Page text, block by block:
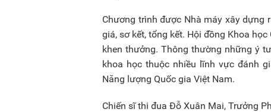
Chương trình được Nhà máy xây dựng
giá, sơ kết, tổng kết. Hội đồng Khoa
khen thưởng. Thông thường những ý
khoa học thuộc nhiều lĩnh vực đánh
Năng lượng Quốc gia Việt Nam.
Chiến sĩ thi đua Đỗ Xuân Mai, Trưởng